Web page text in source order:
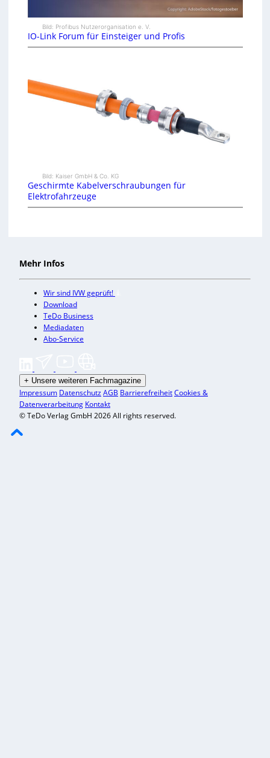
Bild: Profibus Nutzerorganisation e. V.
IO-Link Forum für Einsteiger und Profis
Bild: Kaiser GmbH & Co. KG
Geschirmte Kabelverschraubungen für
Elektrofahrzeuge
Mehr Infos
Wir sind IVW geprüft!
Download
TeDo Business
Mediadaten
Abo-Service
+ Unsere weiteren Fachmagazine
Impressum DatenschutzAGB BarrierefreiheitCookies &
Datenverarbeitung Kontakt
© TeDo Verlag GmbH 2026 All rights reserved.